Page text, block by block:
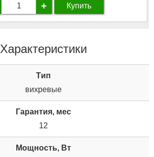
+ Купить
Характеристики
Tип
вихревые
Гарантия, мес
12
Мощность, Вт